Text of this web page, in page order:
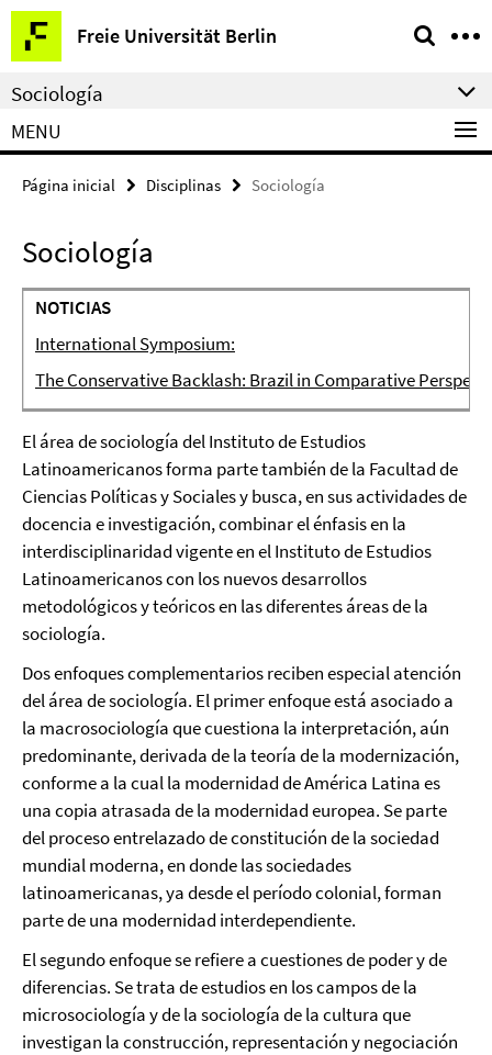
Springe
direkt
zu
Inhalt
Freie Universität Berlin
Herramientas
de
navegación
Sociología
MENU
Página inicial Disciplinas Sociología
Sociología
NOTICIAS
International Symposium:
The Conservative Backlash: Brazil in Comparative
El área de sociología del Instituto de Estudios
Latinoamericanos forma parte también de la Facultad de
Ciencias Políticas y Sociales y busca, en sus actividades de
docencia e investigación, combinar el énfasis en la
interdisciplinaridad vigente en el Instituto de Estudios
Latinoamericanos con los nuevos desarrollos
metodológicos y teóricos en las diferentes áreas de la
sociología.
Dos enfoques complementarios reciben especial atención
del área de sociología. El primer enfoque está asociado a
la macrosociología que cuestiona la interpretación, aún
predominante, derivada de la teoría de la modernización,
conforme a la cual la modernidad de América Latina es
una copia atrasada de la modernidad europea. Se parte
del proceso entrelazado de constitución de la sociedad
mundial moderna, en donde las sociedades
latinoamericanas, ya desde el período colonial, forman
parte de una modernidad interdependiente.
El segundo enfoque se refiere a cuestiones de poder y de
diferencias. Se trata de estudios en los campos de la
microsociología y de la sociología de la cultura que
investigan la construcción, representación y negociación